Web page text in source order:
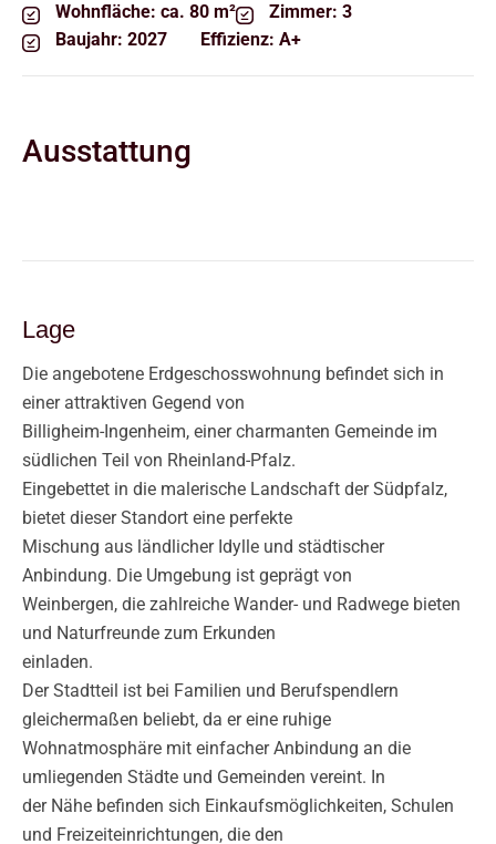
Wohnfläche: ca. 80 m² Zimmer: 3
Baujahr: 2027 Effizienz: A+
Ausstattung
Lage
Die angebotene Erdgeschosswohnung befindet sich in
einer attraktiven Gegend von
Billigheim-Ingenheim, einer charmanten Gemeinde im
südlichen Teil von Rheinland-Pfalz.
Eingebettet in die malerische Landschaft der Südpfalz,
bietet dieser Standort eine perfekte
Mischung aus ländlicher Idylle und städtischer
Anbindung. Die Umgebung ist geprägt von
Weinbergen, die zahlreiche Wander- und Radwege bieten
und Naturfreunde zum Erkunden
einladen.
Der Stadtteil ist bei Familien und Berufspendlern
gleichermaßen beliebt, da er eine ruhige
Wohnatmosphäre mit einfacher Anbindung an die
umliegenden Städte und Gemeinden vereint. In
der Nähe befinden sich Einkaufsmöglichkeiten, Schulen
und Freizeiteinrichtungen, die den